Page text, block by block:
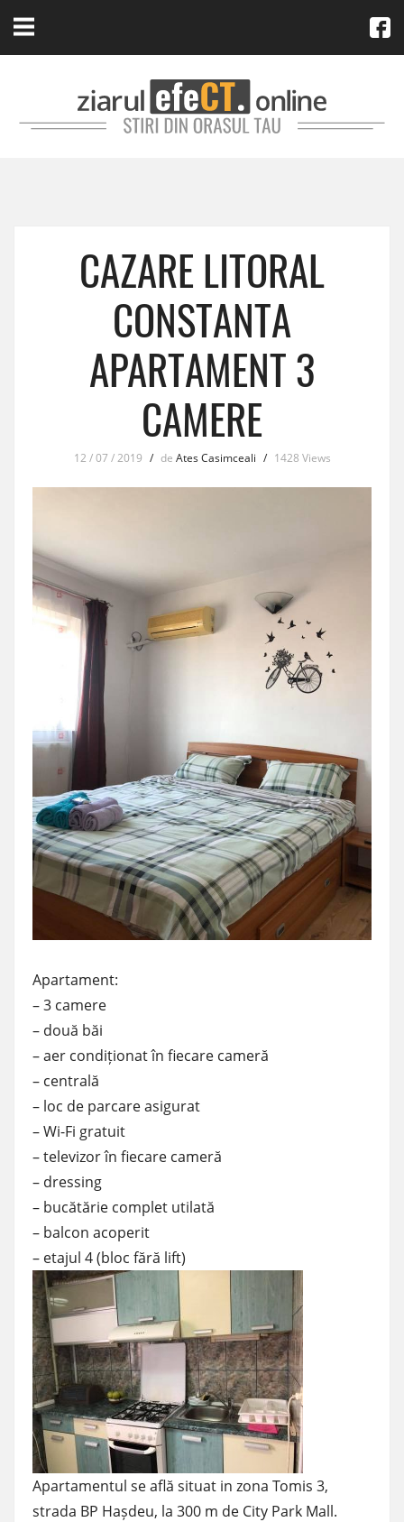
CAZARE LITORAL
CONSTANTA
APARTAMENT 3
CAMERE
12 / 07 / 2019 / de Ates Casimceali / 1428 Views
Apartament:
– 3 camere
– două băi
– aer condiționat în fiecare cameră
– centrală
– loc de parcare asigurat
– Wi-Fi gratuit
– televizor în fiecare cameră
– dressing
– bucătărie complet utilată
– balcon acoperit
– etajul 4 (bloc fără lift)
Apartamentul se află situat in zona Tomis 3,
strada BP Hașdeu, la 300 m de City Park Mall.